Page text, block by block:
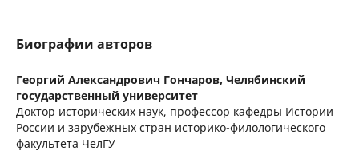
Биографии авторов
Георгий Александрович Гончаров, Челябинский
государственный университет
Доктор исторических наук, профессор кафедры Истории
России и зарубежных стран историко-филологического
факультета ЧелГУ